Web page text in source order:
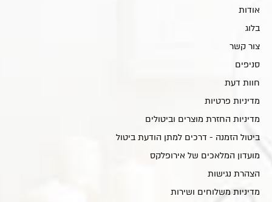
אודות
בלוג
צור קשר
סניפים
חוות דעת
מדיניות פרטיות
מדיניות החזרת מוצרים וביטולים
ביטול הזמנה - דרכים למתן הודעת ביטול
מועדון המלאכים של אירופלקס
הצהרת נגישות
מדיניות משלוחים ושירות